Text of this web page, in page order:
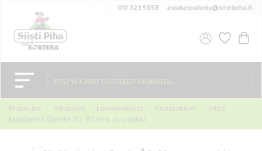
010 323 5858 asiakaspalvelu@siistipiha.fi
Etusivulle Pihakivet Luonnonkivet Koristekivet
Sileä
koristekivi Granite 30-60 mm, suursäkki